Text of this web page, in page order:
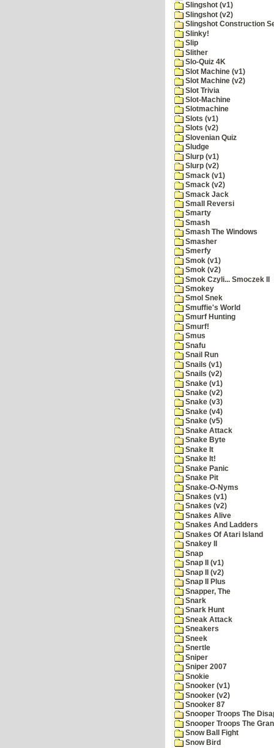
Slingshot (v1)
Slingshot (v2)
Slingshot Construction
Slinky!
Slip
Slither
Slo-Quiz 4K
Slot Machine (v1)
Slot Machine (v2)
Slot Trivia
Slot-Machine
Slotmachine
Slots (v1)
Slots (v2)
Slovenian Quiz
Sludge
Slurp (v1)
Slurp (v2)
Smack (v1)
Smack (v2)
Smack Jack
Small Reversi
Smarty
Smash
Smash The Windows
Smasher
Smerfy
Smok (v1)
Smok (v2)
Smok Czyli... Smoczek II
Smokey
Smol Snek
Smuffie's World
Smurf Hunting
Smurf!
Smus
Snafu
Snail Run
Snails (v1)
Snails (v2)
Snake (v1)
Snake (v2)
Snake (v3)
Snake (v4)
Snake (v5)
Snake Attack
Snake Byte
Snake It
Snake It!
Snake Panic
Snake Pit
Snake-O-Nyms
Snakes (v1)
Snakes (v2)
Snakes Alive
Snakes And Ladders
Snakes Of Atari Island
Snakey II
Snap
Snap II (v1)
Snap II (v2)
Snap II Plus
Snapper, The
Snark
Snark Hunt
Sneak Attack
Sneakers
Sneek
Snertle
Sniper
Sniper 2007
Snokie
Snooker (v1)
Snooker (v2)
Snooker 87
Snooper Troops The
Snooper Troops The
Snow Ball Fight
Snow Bird